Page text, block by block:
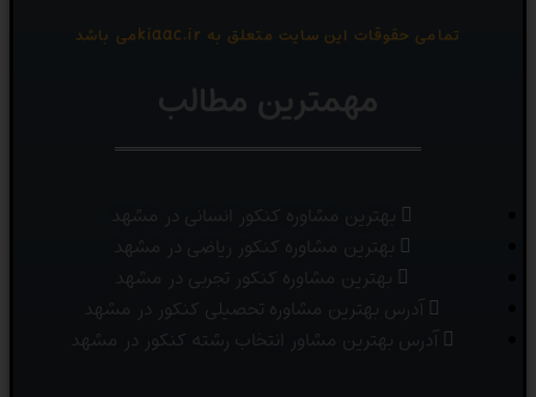
تمامی حقوقات این سایت متعلق به kiaac.irمی باشد
مهمترین مطالب
بهترین مشاوره کنکور انسانی در مشهد
بهترین مشاوره کنکور ریاضی در مشهد
بهترین مشاوره کنکور تجربی در مشهد
آدرس بهترین مشاوره تحصیلی کنکور در مشهد
آدرس بهترین مشاور انتخاب رشته کنکور در مشهد